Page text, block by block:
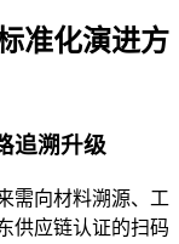
准化演进方
追溯升级
需向材料溯源、工
供应链认证的扫码